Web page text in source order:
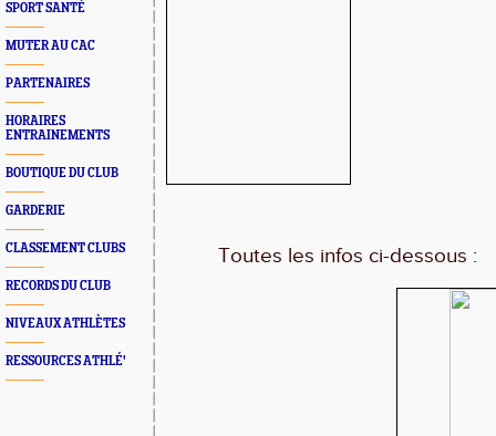
SPORT SANTÉ
MUTER AU CAC
PARTENAIRES
HORAIRES
ENTRAINEMENTS
BOUTIQUE DU CLUB
GARDERIE
CLASSEMENT CLUBS
RECORDS DU CLUB
NIVEAUX ATHLÈTES
RESSOURCES ATHLÉ'
Toutes les infos ci-dessous :